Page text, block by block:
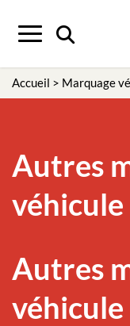
Menu
Accueil > Marquage
Autres
véhicule
Autres
véhicule
Panneau de gestion